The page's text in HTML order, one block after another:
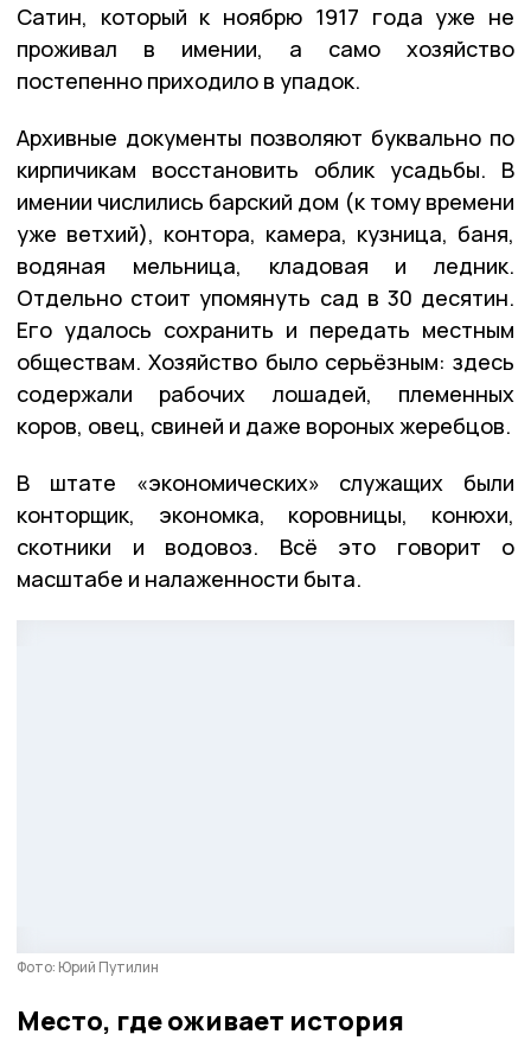
Сатин, который к ноябрю 1917 года уже не
проживал в имении, а само хозяйство
постепенно приходило в упадок.
Архивные документы позволяют буквально по
кирпичикам восстановить облик усадьбы. В
имении числились барский дом (к тому времени
уже ветхий), контора, камера, кузница, баня,
водяная мельница, кладовая и ледник.
Отдельно стоит упомянуть сад в 30 десятин.
Его удалось сохранить и передать местным
обществам. Хозяйство было серьёзным: здесь
содержали рабочих лошадей, племенных
коров, овец, свиней и даже вороных жеребцов.
В штате «экономических» служащих были
конторщик, экономка, коровницы, конюхи,
скотники и водовоз. Всё это говорит о
масштабе и налаженности быта.
Фото: Юрий Путилин
Место, где оживает история